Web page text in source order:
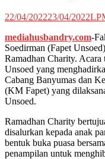
22/04/202223/04/2022
mediahusbandry.com-
Soedirman (Fapet
Ramadhan Charity. Acara
Unsoed yang
Cabang Banyumas dan
(KM Fapet) yang
Unsoed.
Ramadhan Charity
disalurkan kepada anak
bentuk buka puasa
penampilan untuk